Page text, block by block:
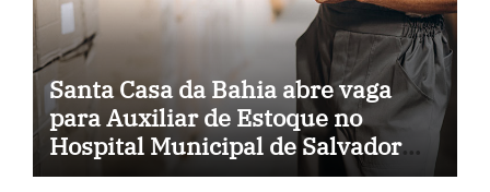
Santa Casa da Bahia abre vaga
para Auxiliar de Estoque no
Hospital Municipal de Salvador
(BA)